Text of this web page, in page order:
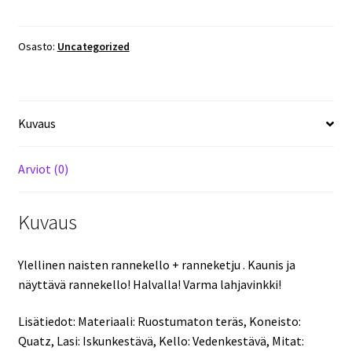
Turkoosi
Edullisesti!
Osasto: Uncategorized
Kuvaus
Arviot (0)
Kuvaus
Ylellinen naisten rannekello + ranneketju . Kaunis ja
näyttävä rannekello! Halvalla! Varma lahjavinkki!
Lisätiedot: Materiaali: Ruostumaton teräs, Koneisto:
Quatz, Lasi: Iskunkestävä, Kello: Vedenkestävä, Mitat: